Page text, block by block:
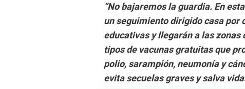
“No bajaremos la guardia. En
un seguimiento dirigido casa por
educativas y llegarán a las
tipos de vacunas gratuitas que
polio, sarampión, neumonía y
evita secuelas graves y salva